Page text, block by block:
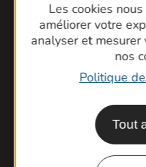
Les cookies
améliorer votre
analyser et
nos
Politique
Tout
Visiter le Pont